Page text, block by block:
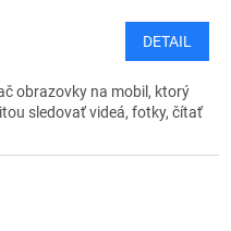
DETAIL
obrazovky na mobil, ktorý
sledovať videá, fotky, čítať